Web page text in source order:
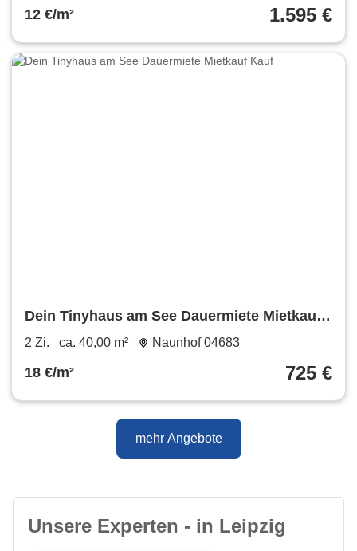
12 €/m² 1.595 €
Dein Tinyhaus am See Dauermiete Mietkauf
Kauf
2 Zi. ca. 40,00 m² Naunhof 04683
18 €/m² 725 €
mehr Angebote
Unsere Experten - in Leipzig